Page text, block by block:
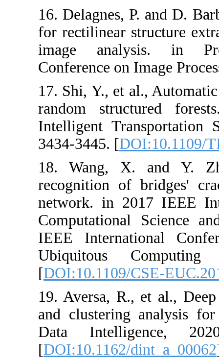
16. Delagnes,
for rectilinear
image
Conference on
17. Shi, Y., et
random
Intelligent
3434-3445. [
18. Wang,
recognition of
network. in
IEEE
Ubiquitous
[DOI:10.1109/
19. Aversa,
and
Data
[DOI:10.1162/